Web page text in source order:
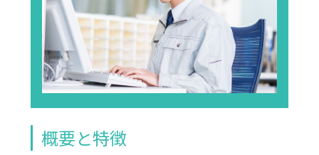
概要と特徴